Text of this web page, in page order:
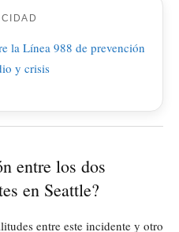
entre los dos
en Seattle?
entre este incidente y otro